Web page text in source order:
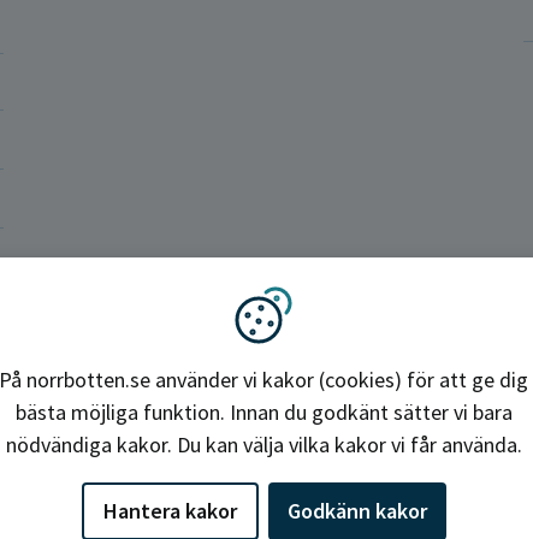
Vi använder kakor
På norrbotten.se använder vi kakor (cookies) för att ge dig
bästa möjliga funktion. Innan du godkänt sätter vi bara
nödvändiga kakor. Du kan välja vilka kakor vi får använda.
Hantera kakor Godkänn kakor